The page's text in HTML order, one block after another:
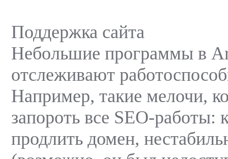
Поддержка сайта
Небольшие программы в
отслеживают
Например, такие мелочи,
запороть все SEO-работы:
продлить домен,